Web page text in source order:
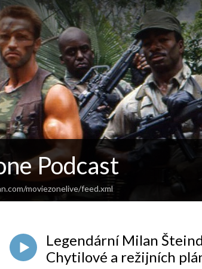
Podcast
moviezonelive/feed.xml
Legendární Milan
Chytilové a režijních